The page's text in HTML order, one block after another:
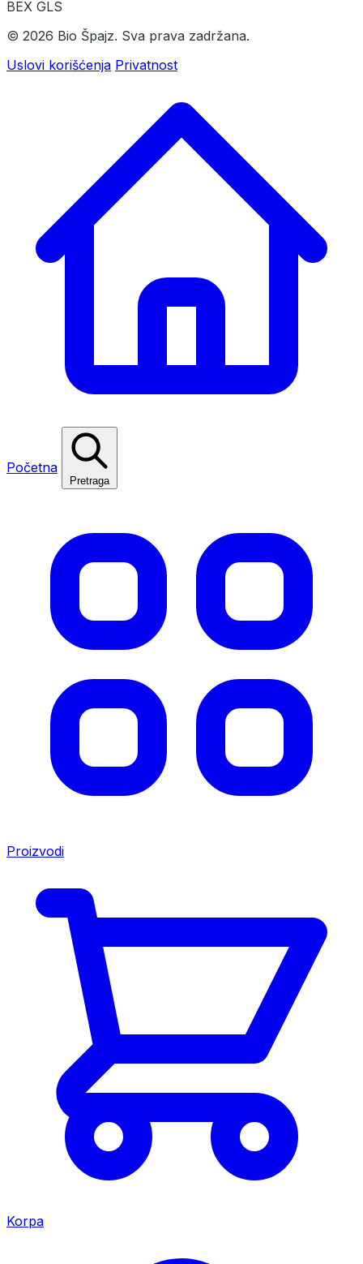
BEX GLS
© 2026 Bio Špajz. Sva prava zadržana.
Uslovi korišćenja Privatnost
Početna
Pretraga
Proizvodi
Korpa